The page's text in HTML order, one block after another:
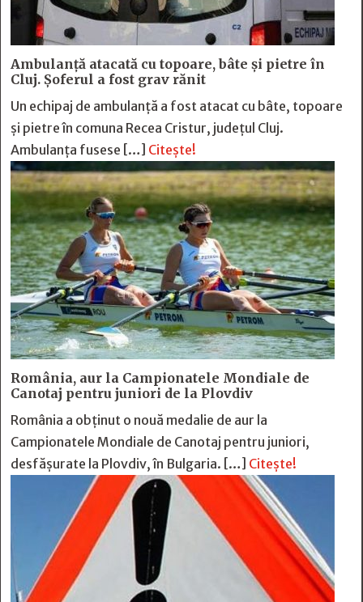
Ambulanță atacată cu topoare, bâte și pietre în
Cluj. Șoferul a fost grav rănit
Un echipaj de ambulanță a fost atacat cu bâte, topoare
și pietre în comuna Recea Cristur, județul Cluj.
Ambulanța fusese […] Citește!
România, aur la Campionatele Mondiale de
Canotaj pentru juniori de la Plovdiv
România a obținut o nouă medalie de aur la
Campionatele Mondiale de Canotaj pentru juniori,
desfășurate la Plovdiv, în Bulgaria. […] Citește!